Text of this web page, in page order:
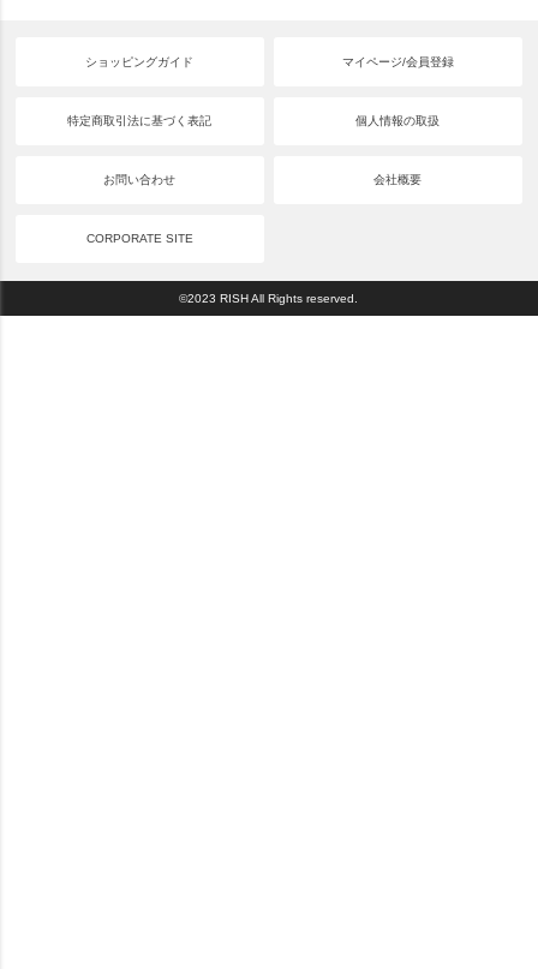
ショッピングガイド マイページ/会員登録
特定商取引法に基づく表記 個人情報の取扱
お問い合わせ 会社概要
CORPORATE SITE
©2023 RISH All Rights reserved.